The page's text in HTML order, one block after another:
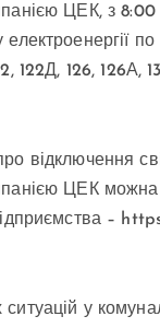
ЦЕК, з 8:00
122Д, 126, 126А,
відключення
ЦЕК можна
–
у